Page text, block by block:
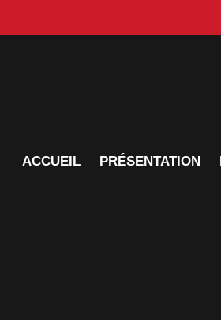
ACCUEIL PRÉSENTATION